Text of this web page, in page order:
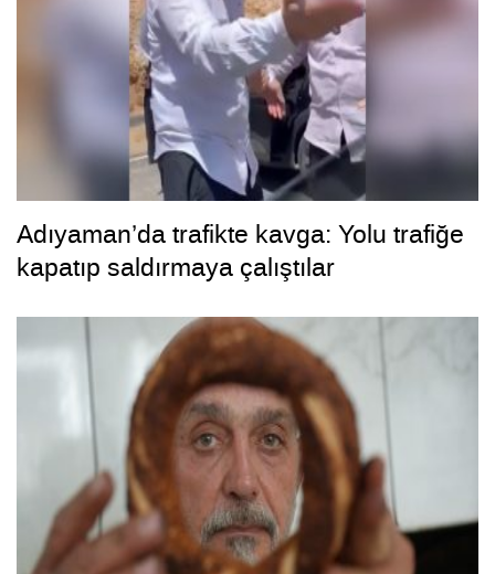
Adıyaman’da trafikte kavga: Yolu trafiğe
kapatıp saldırmaya çalıştılar